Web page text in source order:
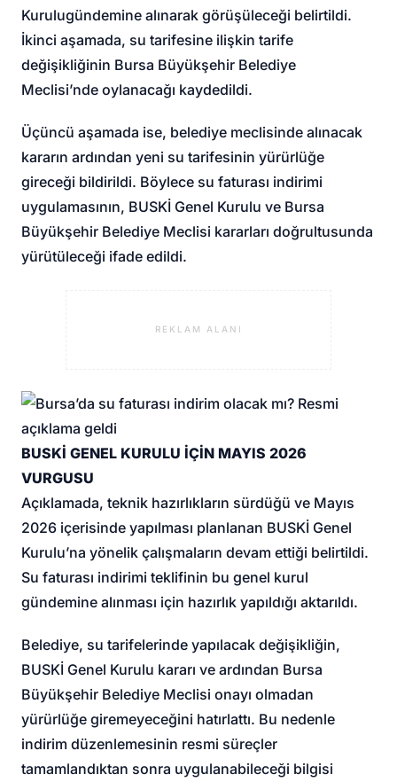
Kurulugündemine alınarak görüşüleceği belirtildi.
İkinci aşamada, su tarifesine ilişkin tarife
değişikliğinin Bursa Büyükşehir Belediye
Meclisi’nde oylanacağı kaydedildi.
Üçüncü aşamada ise, belediye meclisinde alınacak
kararın ardından yeni su tarifesinin yürürlüğe
gireceği bildirildi. Böylece su faturası indirimi
uygulamasının, BUSKİ Genel Kurulu ve Bursa
Büyükşehir Belediye Meclisi kararları doğrultusunda
yürütüleceği ifade edildi.
REKLAM ALANI
BUSKİ GENEL KURULU İÇİN MAYIS 2026
VURGUSU
Açıklamada, teknik hazırlıkların sürdüğü ve Mayıs
2026 içerisinde yapılması planlanan BUSKİ Genel
Kurulu’na yönelik çalışmaların devam ettiği belirtildi.
Su faturası indirimi teklifinin bu genel kurul
gündemine alınması için hazırlık yapıldığı aktarıldı.
Belediye, su tarifelerinde yapılacak değişikliğin,
BUSKİ Genel Kurulu kararı ve ardından Bursa
Büyükşehir Belediye Meclisi onayı olmadan
yürürlüğe giremeyeceğini hatırlattı. Bu nedenle
indirim düzenlemesinin resmi süreçler
tamamlandıktan sonra uygulanabileceği bilgisi